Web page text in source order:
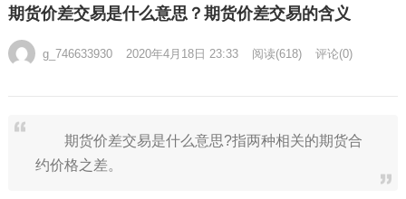
期货价差交易是什么意思？期货价差交易的含义
g_746633930 2020年4月18日 23:33 阅读(618) 评论(0)
期货价差交易是什么意思?指两种相关的期货合
约价格之差。